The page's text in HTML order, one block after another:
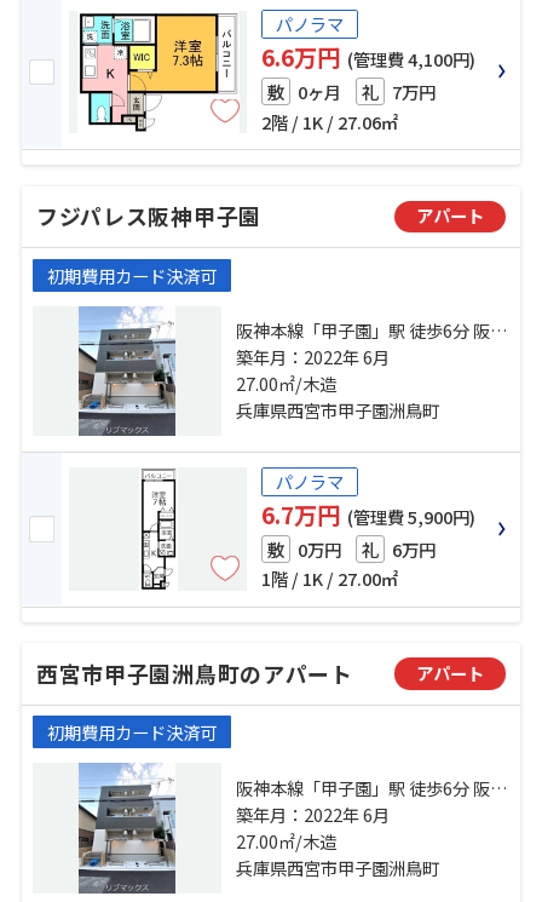
パノラマ
6.6万円 (管理費 4,100円)
敷 0ヶ月 礼 7万円
2階 / 1K / 27.06㎡
フジパレス阪神甲子園 アパート
初期費用カード決済可
阪神本線「甲子園」駅 徒歩6分 阪急
今津線「今津」駅 徒歩15分 東海道
本線「甲子園口」駅 徒歩33分
築年月：2022年 6月
27.00㎡/木造
兵庫県西宮市甲子園洲鳥町
パノラマ
6.7万円 (管理費 5,900円)
敷 0万円 礼 6万円
1階 / 1K / 27.00㎡
西宮市甲子園洲鳥町のアパート アパート
初期費用カード決済可
阪神本線「甲子園」駅 徒歩6分 阪急
今津線「今津」駅 徒歩15分 東海道
本線「甲子園口」駅 徒歩33分
築年月：2022年 6月
27.00㎡/木造
兵庫県西宮市甲子園洲鳥町